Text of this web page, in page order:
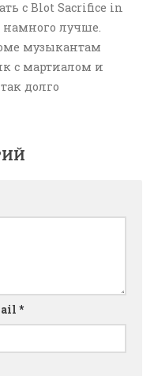
с Blot Sacrifice in
намного лучше.
музыкантам
с мартиалом и
долго
*